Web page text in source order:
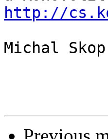
http://
Michal Skop